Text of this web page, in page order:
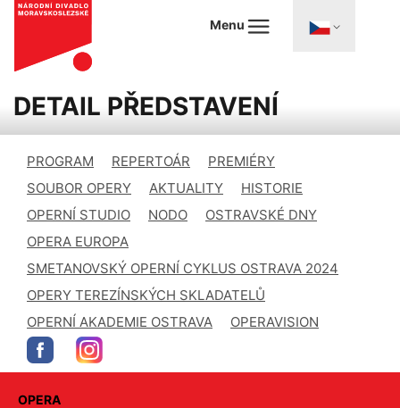
Menu
DETAIL PŘEDSTAVENÍ
PROGRAM REPERTOÁR
PREMIÉRY
SOUBOR OPERY
AKTUALITY
HISTORIE
OPERNÍ STUDIO
NODO
OSTRAVSKÉ DNY
OPERA EUROPA
SMETANOVSKÝ OPERNÍ CYKLUS OSTRAVA 2024
OPERY TEREZÍNSKÝCH SKLADATELŮ
OPERNÍ AKADEMIE OSTRAVA
OPERAVISION
OPERA